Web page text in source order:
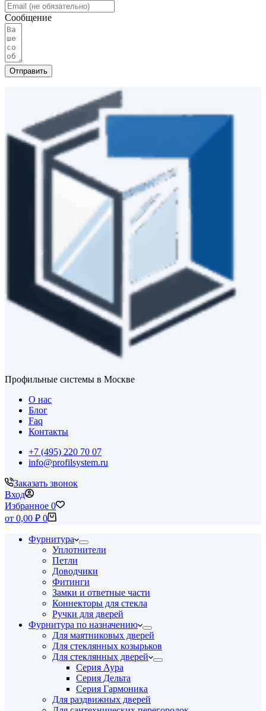
Сообщение
Отправить
Профильные системы в Москве
О нас
Блог
Faq
Контакты
+7 (495) 220 70 07
info@profilsystem.ru
Заказать звонок
Вход
Избранное 0
Корзина
от 0,00 ₽ 0
Фурнитура
Уплотнители
Петли
Доводчики
Фитинги
Замки и ответные части
Коннекторы для стекла
Ручки для дверей
Фурнитура по назначению
Для маятниковых дверей
Для стеклянных козырьков
Для стеклянных дверей
Серия Аура
Серия Дельта
Серия Гармоника
Для раздвижных дверей